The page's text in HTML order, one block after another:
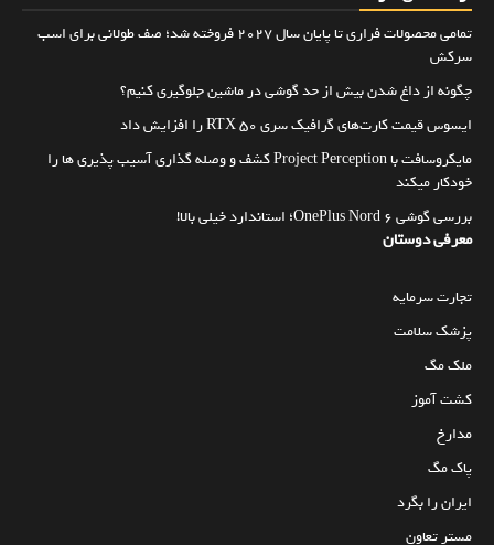
تمامی محصولات فراری تا پایان سال ۲۰۲۷ فروخته شد؛ صف طولانی برای اسب
سرکش
چگونه از داغ شدن بیش از حد گوشی در ماشین جلوگیری کنیم؟
ایسوس قیمت کارت‌های گرافیک سری RTX 50 را افزایش داد
مایکروسافت با Project Perception کشف و وصله گذاری آسیب پذیری ها را
خودکار میکند
بررسی گوشی OnePlus Nord 6؛ استاندارد خیلی بالا!
معرفی دوستان
تجارت سرمایه
پزشک سلامت
ملک مگ
کشت آموز
مدارخ
پاک مگ
ایران را بگرد
مستر تعاون